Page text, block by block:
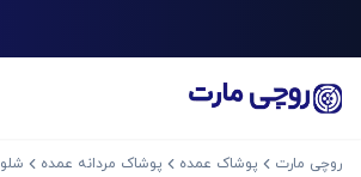
روچی مارت پوشاک عمده پوشاک مردانه عمده